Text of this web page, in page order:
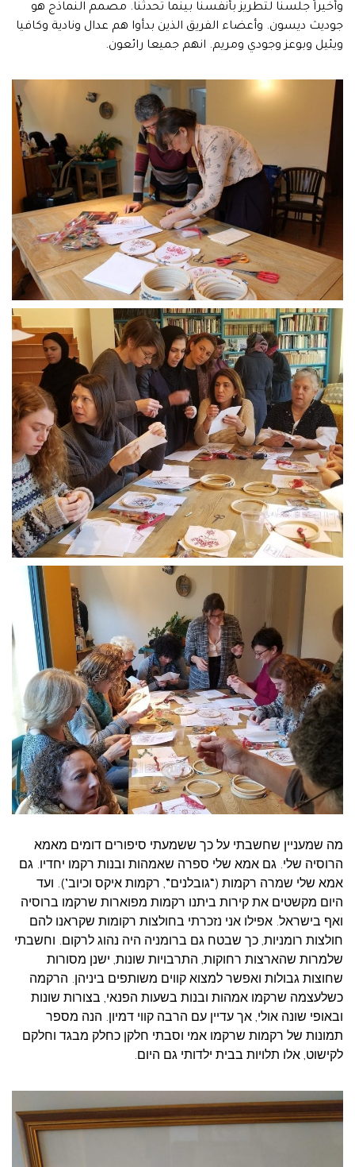
وأخيراً جلسنا لتطريز بأنفسنا بينما تحدثنا. مصمم النماذج هو
جوديث ديسون. وأعضاء الفريق الذين بدأوا هم عدال ونادية وكافيا
ويئيل وبوعز وجودي ومريم. انهم جميعا رائعون.
מה שמעניין שחשבתי על כך ששמעתי סיפורים דומים מאמא
הרוסיה שלי. גם אמא שלי ספרה שאמהות ובנות רקמו יחדיו. גם
אמא שלי שמרה רקמות (“גובלנים”, רקמות איקס וכיוב’). ועד
היום מקשטים את קירות ביתנו רקמות מפוארות שרקמו ברוסיה
ואף בישראל. אפילו אני נזכרתי בחולצות רקומות שקראנו להם
חולצות רומניות, כך שבטח גם ברומניה היה נהוג לרקום. וחשבתי
שלמרות שהארצות רחוקות, התרבויות שונות, ישנן מסורות
שחוצות גבולות ואפשר למצוא קווים משותפים ביניהן. הרקמה
כשלעצמה שרקמו אמהות ובנות בשעות הפנאי, בצורות שונות
ובאופי שונה אולי, אך עדיין עם הרבה קווי דמיון. הנה מספר
תמונות של רקמות שרקמו אמי וסבתי חלקן כחלק מבגד וחלקם
לקישוט, אלו תלויות בבית ילדותי גם היום.